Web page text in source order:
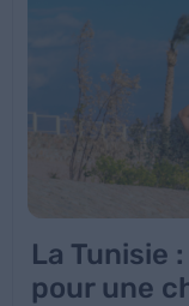
La Tunisie
pour une